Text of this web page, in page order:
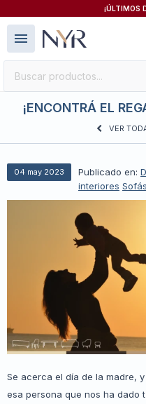
¡ÚLTIMOS
menu
¡ENCONTRÁ EL
VER
04 may 2023 Publicado en:
interiores Sofás
Se acerca el día de la madre,
esa persona que nos ha dado
close